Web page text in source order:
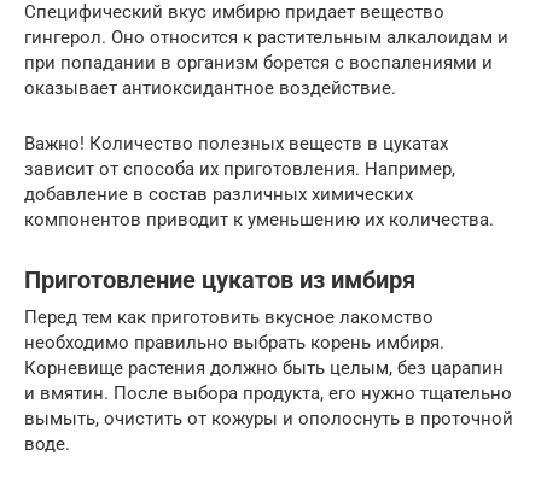
Специфический вкус имбирю придает вещество
гингерол. Оно относится к растительным алкалоидам и
при попадании в организм борется с воспалениями и
оказывает антиоксидантное воздействие.
Важно! Количество полезных веществ в цукатах
зависит от способа их приготовления. Например,
добавление в состав различных химических
компонентов приводит к уменьшению их количества.
Приготовление цукатов из имбиря
Перед тем как приготовить вкусное лакомство
необходимо правильно выбрать корень имбиря.
Корневище растения должно быть целым, без царапин
и вмятин. После выбора продукта, его нужно тщательно
вымыть, очистить от кожуры и ополоснуть в проточной
воде.